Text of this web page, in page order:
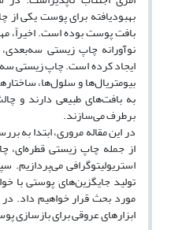
بهبودیافته برای پوست یکی
بافت پوست بوده است. اخیراً،
نوآورانه چاپ زیستی
ایجاد کرده است. چاپ زیستی
بیومتریال‌ها و سلول‌ها،
به بافت‌های طبیعی دارند و
برطرف می‌سازند.
در این مقاله مروری، ابتدا
از جمله چاپ زیستی
استریولیتوگرافی
تولید جایگزین‌های پوستی با
مورد بحث قرار خواهیم داد.
ابزارهای عروقی برای بازسازی